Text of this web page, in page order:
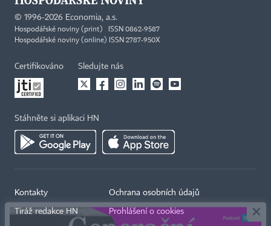
© 1996-2026 Economia, a.s.
Hospodářské noviny (print) ISSN 0862-9587
Hospodářské noviny (online) ISSN 2787-950X
Certifikováno Sledujte nás
Stáhněte si aplikaci HN
Kontakty
Tiráž redakce HN
Ochrana osobních údajů
Prohlášení o cookies